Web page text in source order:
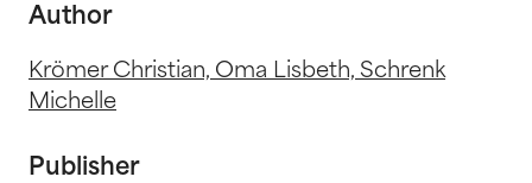
Author
Krömer Christian, Oma Lisbeth, Schrenk
Michelle
Publisher